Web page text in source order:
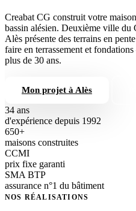
Creabat CG construit votre
bassin alésien. Deuxième ville du
Alès présente des terrains en
faire en terrassement et
plus de 30 ans.
Mon projet à Alès
34 ans
d'expérience depuis 1992
650+
maisons construites
CCMI
prix fixe garanti
SMA BTP
assurance n°1 du bâtiment
NOS RÉALISATIONS